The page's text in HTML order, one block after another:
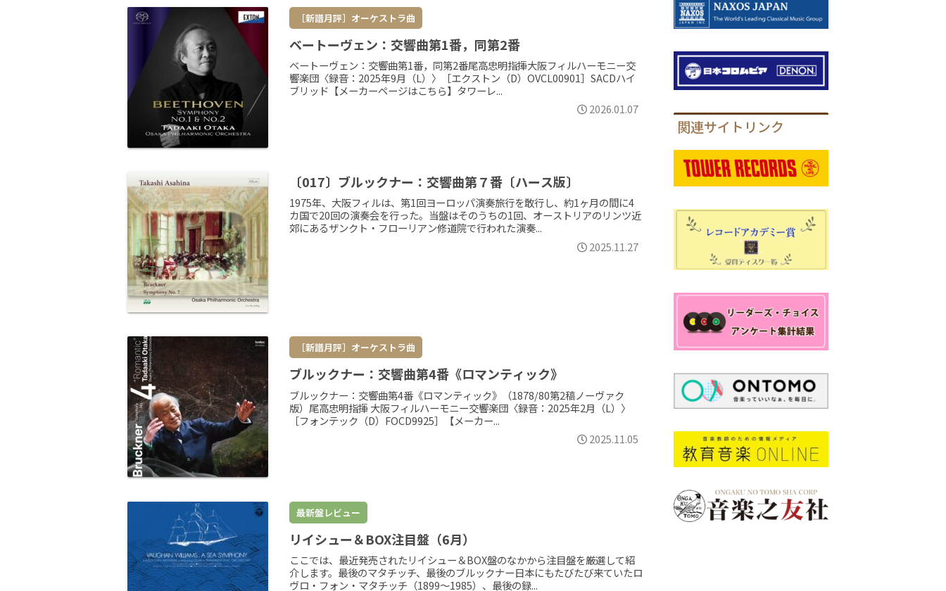
［新譜月評］オーケストラ曲
ベートーヴェン：交響曲第1番，同第2番
ベートーヴェン：交響曲第1番，同第2番尾高忠明指揮大阪フィルハーモニー交
響楽団〈録音：2025年9月（L）〉［エクストン（D）OVCL00901］SACDハイ
ブリッド【メーカーページはこちら】タワーレ...
2026.01.07
〔017〕ブルックナー：交響曲第７番〔ハース版〕
1975年、大阪フィルは、第1回ヨーロッパ演奏旅行を敢行し、約1ヶ月の間に4
カ国で20回の演奏会を行った。当盤はそのうちの1回、オーストリアのリンツ近
郊にあるザンクト・フローリアン修道院で行われた演奏...
2025.11.27
［新譜月評］オーケストラ曲
ブルックナー：交響曲第4番《ロマンティック》
ブルックナー：交響曲第4番《ロマンティック》（1878/80第2稿ノーヴァク
版）尾高忠明指揮 大阪フィルハーモニー交響楽団〈録音：2025年2月（L）〉
［フォンテック（D）FOCD9925］【メーカー...
2025.11.05
最新盤レビュー
リイシュー＆BOX注目盤（6月）
ここでは、最近発売されたリイシュー＆BOX盤のなかから注目盤を厳選して紹
介します。最後のマタチッチ、最後のブルックナー日本にもたびたび来ていたロ
ヴロ・フォン・マタチッチ（1899～1985）、最後の録...
関連サイトリンク